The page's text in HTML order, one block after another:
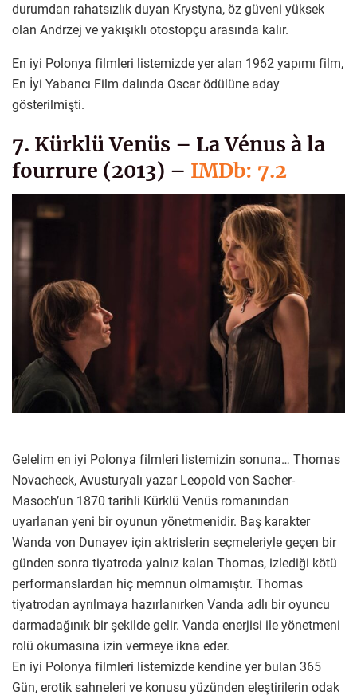
durumdan rahatsızlık duyan Krystyna, öz güveni yüksek
olan Andrzej ve yakışıklı otostopçu arasında kalır.
En iyi Polonya filmleri listemizde yer alan 1962 yapımı film,
En İyi Yabancı Film dalında Oscar ödülüne aday
gösterilmişti.
7. Kürklü Venüs – La Vénus à la
fourrure (2013) – IMDb: 7.2
Gelelim en iyi Polonya filmleri listemizin sonuna… Thomas
Novacheck, Avusturyalı yazar Leopold von Sacher-
Masoch’un 1870 tarihli Kürklü Venüs romanından
uyarlanan yeni bir oyunun yönetmenidir. Baş karakter
Wanda von Dunayev için aktrislerin seçmeleriyle geçen bir
günden sonra tiyatroda yalnız kalan Thomas, izlediği kötü
performanslardan hiç memnun olmamıştır. Thomas
tiyatrodan ayrılmaya hazırlanırken Vanda adlı bir oyuncu
darmadağınık bir şekilde gelir. Vanda enerjisi ile yönetmeni
rolü okumasına izin vermeye ikna eder.
En iyi Polonya filmleri listemizde kendine yer bulan 365
Gün, erotik sahneleri ve konusu yüzünden eleştirilerin odak